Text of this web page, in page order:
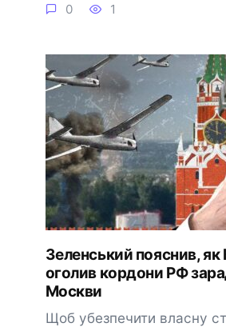
0 1
Зеленський пояснив,
оголив кордони РФ
Москви
Щоб убезпечити власну